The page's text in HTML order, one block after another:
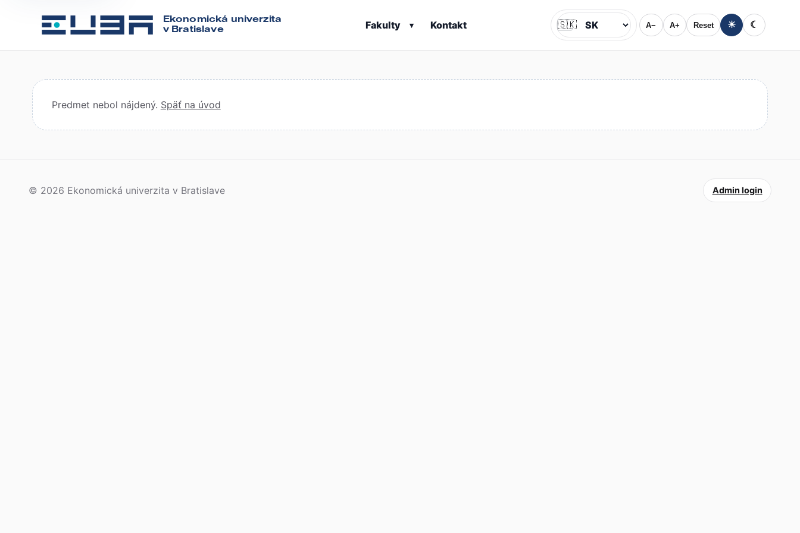
Ekonomická univerzita
v Bratislave
Fakulty ▾ Kontakt Jazyk
🇸🇰 A− A+ Reset ☀ ☾
Predmet nebol nájdený. Späť na úvod
© 2026 Ekonomická univerzita v Bratislave Admin login